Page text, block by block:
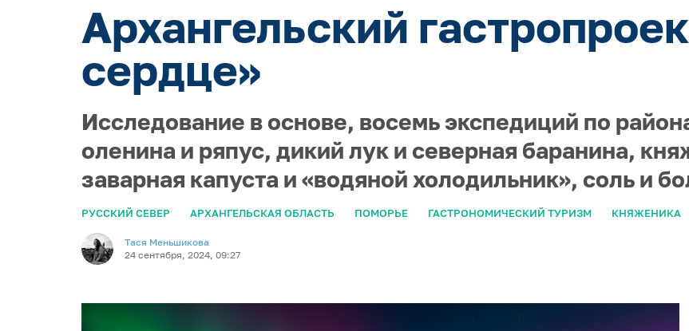
Архангельский
сердце»
Исследование в основе, восемь экспедиций по
оленина и ряпус, дикий лук и северная баранина,
заварная капуста и «водяной холодильник», соль и
РУССКИЙ СЕВЕР АРХАНГЕЛЬСКАЯ ОБЛАСТЬ ПОМОРЬЕ ГАСТРОНОМИЧЕСКИЙ ТУРИЗМ КНЯЖЕНИКА
Тася Меньшикова
24 сентября, 2024, 09:27